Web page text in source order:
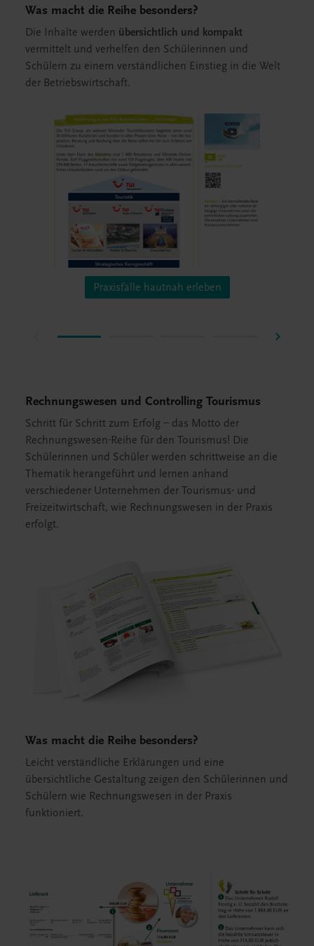
Was macht die Reihe besonders?
Die Inhalte werden übersichtlich und kompakt
vermittelt und verhelfen den Schülerinnen und
Schülern zu einem verständlichen Einstieg in die Welt
der Betriebswirtschaft.
Praxisfälle hautnah erleben
Rechnungswesen und Controlling Tourismus
Schritt für Schritt zum Erfolg – das Motto der
Rechnungswesen-Reihe für den Tourismus! Die
Schülerinnen und Schüler werden schrittweise an die
Thematik herangeführt und lernen anhand
verschiedener Unternehmen der Tourismus- und
Freizeitwirtschaft, wie Rechnungswesen in der Praxis
erfolgt.
Was macht die Reihe besonders?
Leicht verständliche Erklärungen und eine
übersichtliche Gestaltung zeigen den Schülerinnen und
Schülern wie Rechnungswesen in der Praxis
funktioniert.